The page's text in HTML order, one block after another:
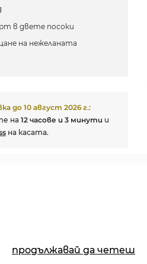
в двете посоки
на нежеланата
до 10 август 2026 г.:
на 12 часове и 3 минути и
на касата.
продължавай да четеш